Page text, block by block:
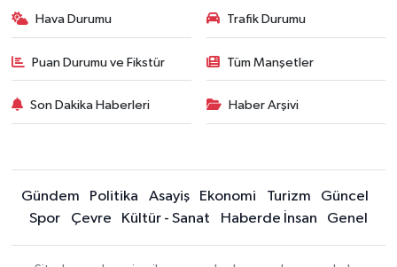
Hava Durumu Trafik Durumu
Puan Durumu ve Fikstür Tüm Manşetler
Son Dakika Haberleri Haber Arşivi
Gündem Politika Asayiş Ekonomi Turizm
Güncel
Spor
Çevre Kültür - Sanat Haberde İnsan Genel